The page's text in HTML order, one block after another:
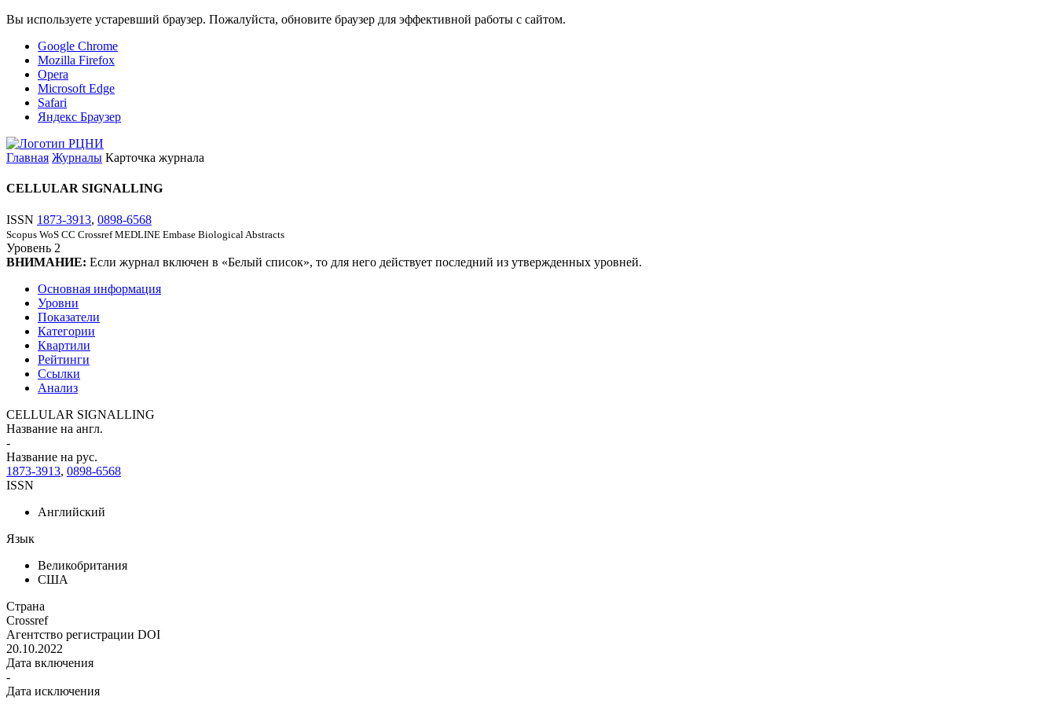
Вы используете устаревший браузер. Пожалуйста, обновите браузер для эффективной работы с сайтом.
Google Chrome
Mozilla Firefox
Opera
Microsoft Edge
Safari
Яндекс Браузер
Главная Журналы Карточка журнала
CELLULAR SIGNALLING
ISSN 1873-3913, 0898-6568
Scopus WoS CC Crossref MEDLINE Embase Biological Abstracts
Уровень 2
ВНИМАНИЕ: Если журнал включен в «Белый список», то для него действует последний из утвержденных уровней.
Основная информация
Уровни
Показатели
Категории
Квартили
Рейтинги
Ссылки
Анализ
CELLULAR SIGNALLING
Название на англ.
-
Название на рус.
1873-3913, 0898-6568
ISSN
Английский
Язык
Великобритания
США
Страна
Crossref
Агентство регистрации DOI
20.10.2022
Дата включения
-
Дата исключения